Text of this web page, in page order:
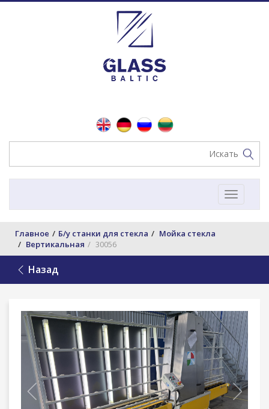
Toggle
Главное Б/у станки для стекла
Мойка стекла
Вертикальная
30056
Назад